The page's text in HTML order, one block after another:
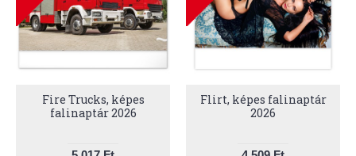
Fire Trucks, képes
falinaptár 2026
Flirt, képes falinaptár
2026